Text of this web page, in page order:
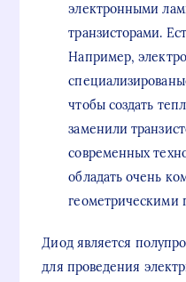
электронными
транзисторами.
Например,
чтобы создать
заменили
современных
обладать очень
геометрическими
Диод является
для проведения